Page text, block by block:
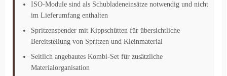
ISO-Module sind als Schubladeneinsätze notwendig und nicht
im Lieferumfang enthalten
Spritzenspender mit Kippschütten für übersichtliche
Bereitstellung von Spritzen und Kleinmaterial
Seitlich angebautes Kombi-Set für zusätzliche
Materialorganisation